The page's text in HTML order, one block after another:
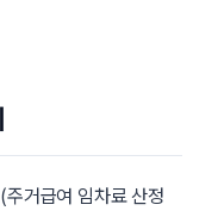
(주거급여 임차료 산정